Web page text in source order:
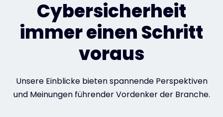
Unternehmen
Partnerportal
Exclusive Access Anmeldung
Cybersicherheit
immer einen Schritt
voraus
Unsere Einblicke bieten spannende Perspektiven
und Meinungen führender Vordenker der Branche.